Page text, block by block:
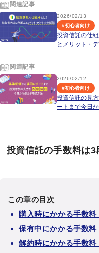
関連記事
2026/02/13
#初心者向け
投資信託の仕
とメリット・
関連記事
2026/02/12
#初心者向け
投資信託の見
ートまで今日
投資信託の手数料は3
この章の目次
購入時にかかる手数料
保有中にかかる手数料
解約時にかかる手数料